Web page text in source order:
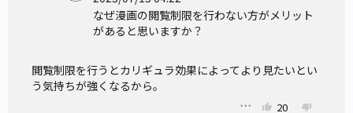
なぜ漫画の閲覧制限を行わない方がメリット
があると思いますか？
閲覧制限を行うとカリギュラ効果によってより見たいとい
う気持ちが強くなるから。
20